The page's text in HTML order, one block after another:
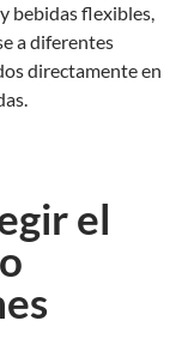
bebidas flexibles,
a diferentes
directamente en
el